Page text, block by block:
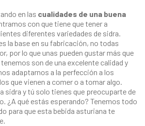
en las cualidades de una buena
con que tiene que tener a
diferentes variedades de sidra.
la base en su fabricación, no todas
por lo que unas pueden gustar más que
son de una excelente calidad y
adaptarnos a la perfección a los
que vienen a comer o a tomar algo.
sidra y tú solo tienes que preocuparte de
¿A qué estás esperando? Tenemos todo
para que esta bebida asturiana te